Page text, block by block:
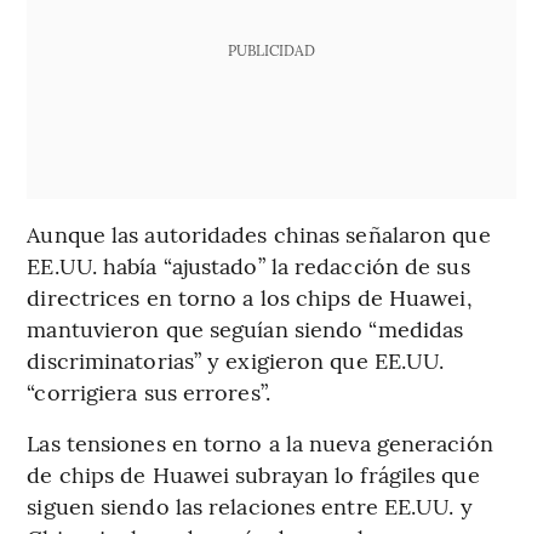
PUBLICIDAD
Aunque las autoridades chinas señalaron que
EE.UU. había “ajustado” la redacción de sus
directrices en torno a los chips de Huawei,
mantuvieron que seguían siendo “medidas
discriminatorias” y exigieron que EE.UU.
“corrigiera sus errores”.
Las tensiones en torno a la nueva generación
de chips de Huawei subrayan lo frágiles que
siguen siendo las relaciones entre EE.UU. y